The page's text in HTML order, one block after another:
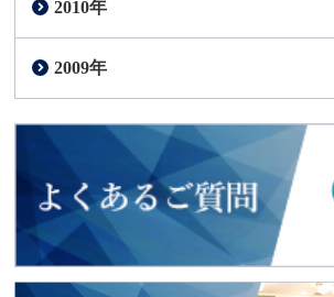
2010年
2009年
よくあるご質問